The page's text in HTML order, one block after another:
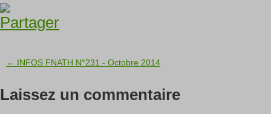
← INFOS FNATH N°231 - Octobre 2014
Laissez un commentaire